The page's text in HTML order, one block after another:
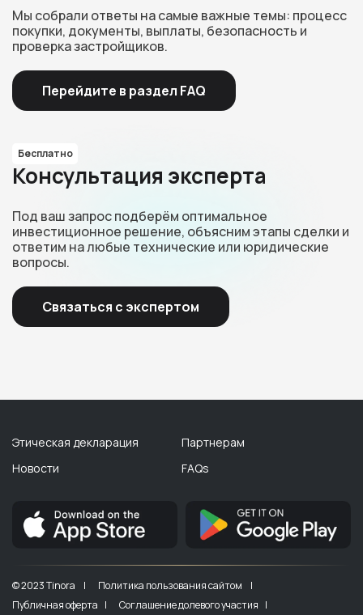
Мы собрали ответы на самые важные темы: процесс
покупки, документы, выплаты, безопасность и
проверка застройщиков.
Перейдите в раздел FAQ
Бесплатно
Консультация эксперта
Под ваш запрос подберём оптимальное
инвестиционное решение, объясним этапы сделки и
ответим на любые технические или юридические
вопросы.
Связаться с экспертом
Этическая декларация
Новости
Партнерам
FAQs
© 2023 Tinora |
Политика пользования сайтом |
Публичная оферта |
Соглашение долевого участия |